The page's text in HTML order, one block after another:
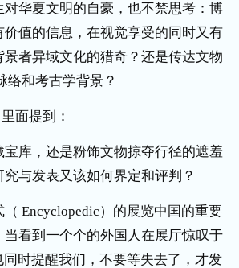
华夏文明的自豪，也不禁思考：博
值的信息，在视觉享受的同时又有
者异域文化的猎奇？还是传达文物
络和考古学背景？
面提到：
库，还是粉饰文物掠夺行径的遮羞
与发表又该如何界定和评判？
Encyclopedic）的展览中国的重要
看到一个个的外国人在展厅惊叹于
时提醒我们，不要等失去了，才发